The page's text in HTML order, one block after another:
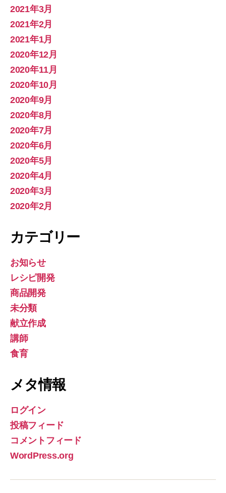
2021年3月
2021年2月
2021年1月
2020年12月
2020年11月
2020年10月
2020年9月
2020年8月
2020年7月
2020年6月
2020年5月
2020年4月
2020年3月
2020年2月
カテゴリー
お知らせ
レシピ開発
商品開発
未分類
献立作成
講師
食育
メタ情報
ログイン
投稿フィード
コメントフィード
WordPress.org